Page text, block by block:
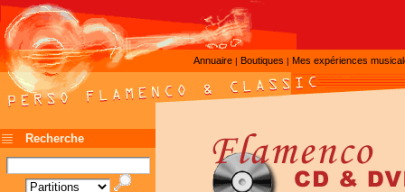
Annuaire | Boutiques | Mes expériences
Recherche